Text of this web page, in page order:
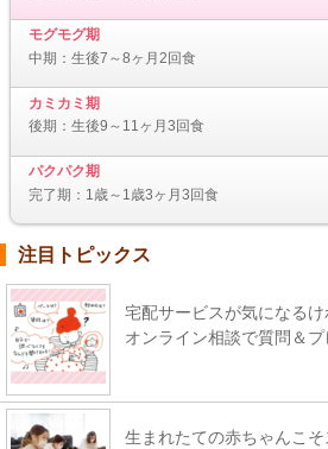
モグモグ期
中期：生後7～8ヶ月2回食
カミカミ期
後期：生後9～11ヶ月3回食
パクパク期
完了期：1歳～1歳3ヶ月3回食
注目トピックス
宅配サービスが気になる
オンライン相談で質問＆
生まれたての赤ちゃんこ